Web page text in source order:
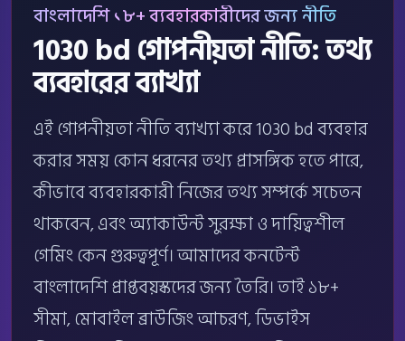
বাংলাদেশি ১৮+ ব্যবহারকারীদের জন্য নীতি
1030 bd গোপনীয়তা নীতি: তথ্য
ব্যবহারের ব্যাখ্যা
এই গোপনীয়তা নীতি ব্যাখ্যা করে 1030 bd ব্যবহার
করার সময় কোন ধরনের তথ্য প্রাসঙ্গিক হতে পারে,
কীভাবে ব্যবহারকারী নিজের তথ্য সম্পর্কে সচেতন
থাকবেন, এবং অ্যাকাউন্ট সুরক্ষা ও দায়িত্বশীল
গেমিং কেন গুরুত্বপূর্ণ। আমাদের কনটেন্ট
বাংলাদেশি প্রাপ্তবয়স্কদের জন্য তৈরি। তাই ১৮+
সীমা, মোবাইল ব্রাউজিং আচরণ, ডিভাইস